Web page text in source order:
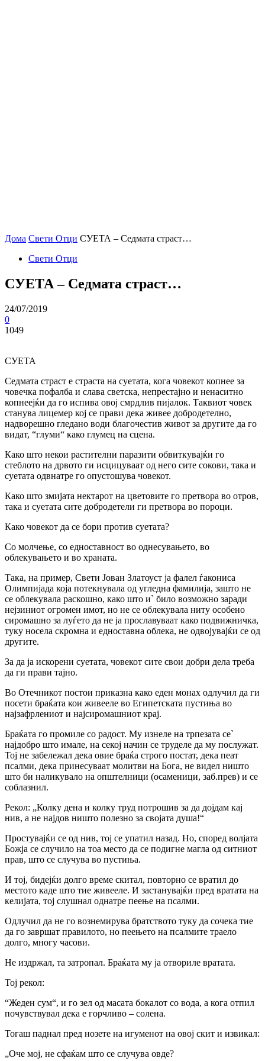
Дома Свети Отци СУЕТА – Седмата страст…
Свети Отци
СУЕТА – Седмата страст…
24/07/2019
0
1049
СУЕТА
Седмата страст е страста на суетата, кога човекот копнее за
човечка пофалба и слава светска, непрестајно и ненаситно
копнеејќи да го испива овој смрдлив пијалок. Таквиот човек
станува лицемер кој се прави дека живее добродетелно,
надворешно гледано води благочестив живот за другите да го
видат, “глуми“ како глумец на сцена.
Како што некои растителни паразити обвиткувајќи го
стеблото на дрвото ги исцицуваат од него сите сокови, така и
суетата одвнатре го опустошува човекот.
Како што змијата нектарот на цветовите го претвора во отров,
така и суетата сите добродетели ги претвора во пороци.
Како човекот да се бори против суетата?
Со молчење, со едноставност во однесувањето, во
облекувањето и во храната.
Така, на пример, Свети Јован Златоуст ја фалел ѓакониса
Олимпијада која потекнувала од угледна фамилија, зашто не
се облекувала раскошно, како што и` било возможно заради
нејзиниот огромен имот, но не се облекувала ниту особено
сиромашно за луѓето да не ја прославуваат како подвижничка,
туку носела скромна и едноставна облека, не одвојувајќи се од
другите.
За да ја искорени суетата, човекот сите свои добри дела треба
да ги прави тајно.
Во Отечникот постои приказна како еден монах одлучил да ги
посети браќата кои живееле во Египетската пустиња во
најзафрлениот и најсиромашниот крај.
Браќата го промиле со радост. Му изнеле на трпезата се`
најдобро што имале, на секој начин се труделе да му послужат.
Тој не забележал дека овие браќа строго постат, дека пеат
псалми, дека принесуваат молитви на Бога, не видел ништо
што би наликувало на општелници (осаменици, заб.прев) и се
соблазнил.
Рекол: „Колку дена и колку труд потрошив за да дојдам кај
нив, а не најдов ништо полезно за својата душа!“
Простувајќи се од нив, тој се упатил назад. Но, според волјата
Божја се случило на тоа место да се подигне магла од ситниот
прав, што се случува во пустиња.
И тој, бидејќи долго време скитал, повторно се вратил до
местото каде што тие живееле. И застанувајќи пред вратата на
келијата, тој слушнал однатре пеење на псалми.
Одлучил да не го вознемирува братството туку да сочека тие
да го завршат правилото, но пеењето на псалмите траело
долго, многу часови.
Не издржал, та затропал. Браќата му ја отвориле вратата.
Тој рекол:
“Жеден сум“, и го зел од масата бокалот со вода, а кога отпил
почувствувал дека е горчливо – солена.
Тогаш паднал пред нозете на игуменот на овој скит и извикал:
„Оче мој, не сфаќам што се случува овде?